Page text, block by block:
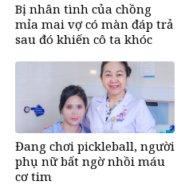
Bị nhân tình của chồng
mỉa mai vợ có màn đáp trả
sau đó khiến cô ta khóc
Đang chơi pickleball, người
phụ nữ bất ngờ nhồi máu
cơ tim